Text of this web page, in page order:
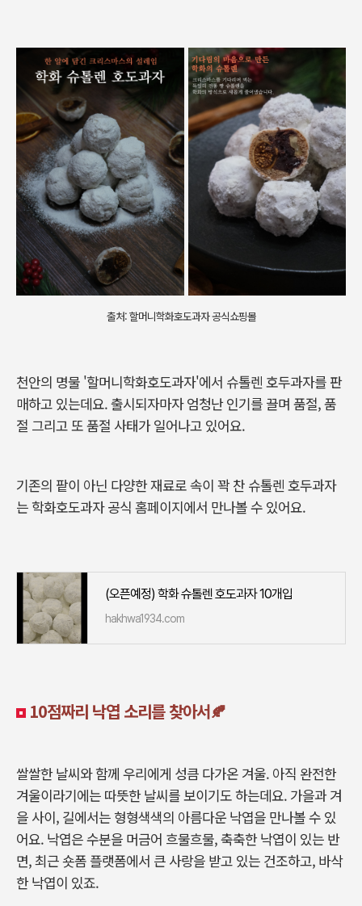
출처: 할머니학화호도과자 공식쇼핑몰
천안의 명물 '할머니학화호도과자'에서 슈톨렌 호두과자를 판
매하고 있는데요. 출시되자마자 엄청난 인기를 끌며 품절, 품
절 그리고 또 품절 사태가 일어나고 있어요.
기존의 팥이 아닌 다양한 재료로 속이 꽉 찬 슈톨렌 호두과자
는 학화호도과자 공식 홈페이지에서 만나볼 수 있어요.
(오픈예정) 학화 슈톨렌 호도과자 10개입
hakhwa1934.com
10점짜리 낙엽 소리를 찾아서🍂
쌀쌀한 날씨와 함께 우리에게 성큼 다가온 겨울. 아직 완전한
겨울이라기에는 따뜻한 날씨를 보이기도 하는데요. 가을과 겨
을 사이, 길에서는 형형색색의 아름다운 낙엽을 만나볼 수 있
어요. 낙엽은 수분을 머금어 흐물흐물, 축축한 낙엽이 있는 반
면, 최근 숏폼 플랫폼에서 큰 사랑을 받고 있는 건조하고, 바삭
한 낙엽이 있죠.